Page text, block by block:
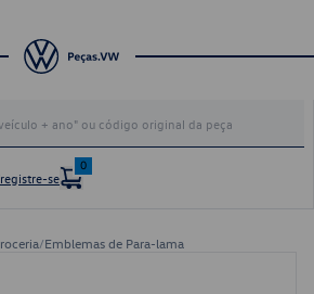
se
0
/Emblemas de Para-lama